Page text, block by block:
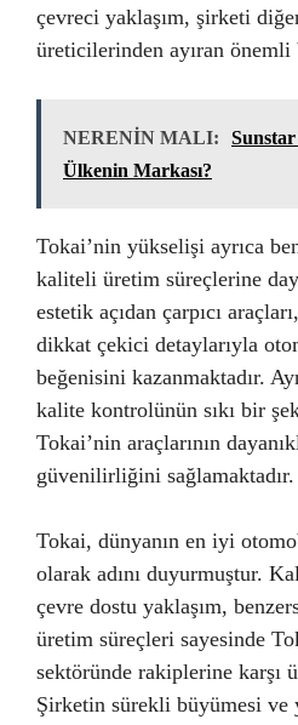
çevreci yaklaşım, şirketi
üreticilerinden ayıran
NERENİN MALI:
Ülkenin Markası?
Tokai’nin yükselişi ayrıca
kaliteli üretim süreçlerine
estetik açıdan çarpıcı
dikkat çekici detaylarıyla
beğenisini kazanmaktadır.
kalite kontrolünün sıkı bir
Tokai’nin araçlarının
güvenilirliğini sağlamaktadır.
Tokai, dünyanın en iyi
olarak adını duyurmuştur.
çevre dostu yaklaşım,
üretim süreçleri sayesinde
sektöründe rakiplerine karşı
Şirketin sürekli büyümesi